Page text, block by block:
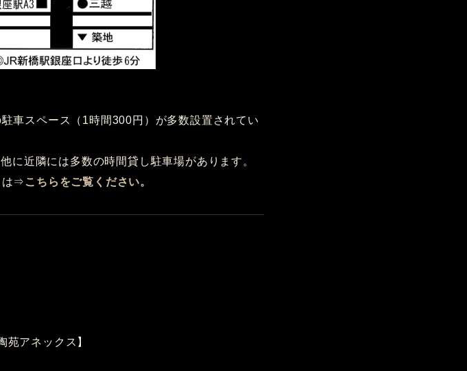
車スペース（1時間300円）が多数設置されてい
に近隣には多数の時間貸し駐車場があります。
は⇒ こちらをご覧ください。
苑アネックス】